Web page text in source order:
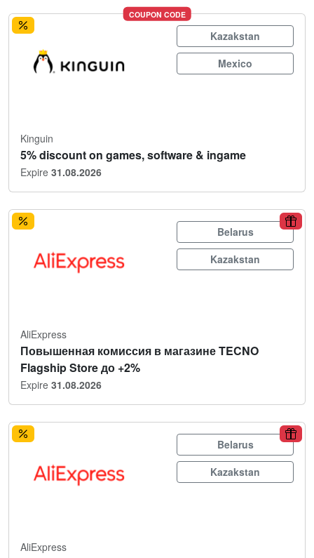
COUPON CODE
Kazakstan
Mexico
Kinguin
5% discount on games, software & ingame
Expire 31.08.2026
Belarus
Kazakstan
AliExpress
Повышенная комиссия в магазине TECNO
Flagship Store до +2%
Expire 31.08.2026
Belarus
Kazakstan
AliExpress